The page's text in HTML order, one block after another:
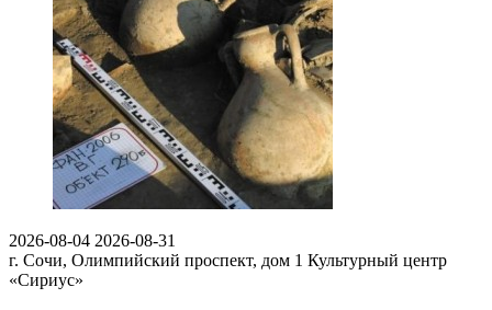
2026-08-04 2026-08-31
г. Сочи, Олимпийский проспект, дом 1 Культурный центр
«Сириус»